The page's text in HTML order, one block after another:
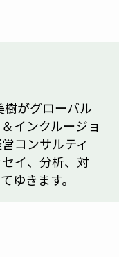
がグローバル
インクルージョ
コンサルティ
イ、分析、対
ゆきます。